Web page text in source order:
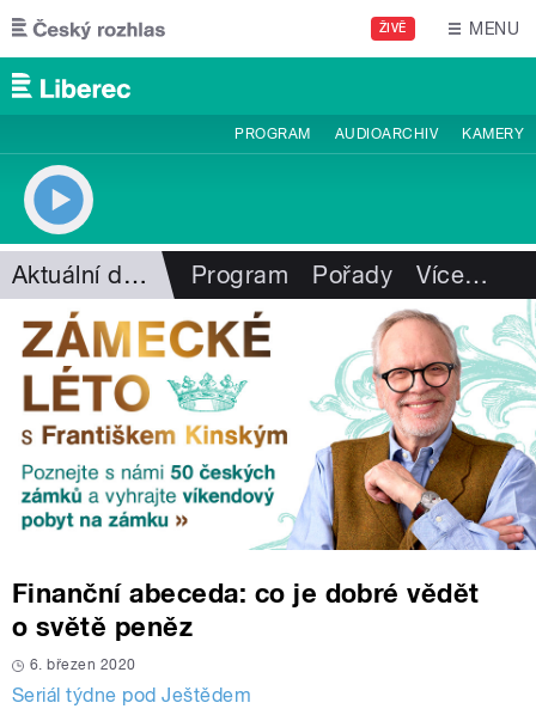
Přejít k hlavnímu obsahu
ŽIVĚ MENU
PROGRAM AUDIOARCHIV KAMERY
Aktuální dění Program Pořady Více…
Finanční abeceda: co je dobré vědět
o světě peněz
6. březen 2020
Seriál týdne pod Ještědem